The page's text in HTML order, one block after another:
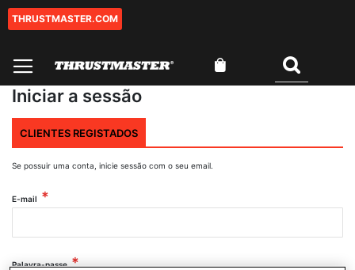
Conteúdo
THRUSTMASTER.COM
O Meu Carrinho
Iniciar a sessão
CLIENTES REGISTADOS
Se possuir uma conta, inicie sessão com o seu email.
E-mail
Palavra-passe